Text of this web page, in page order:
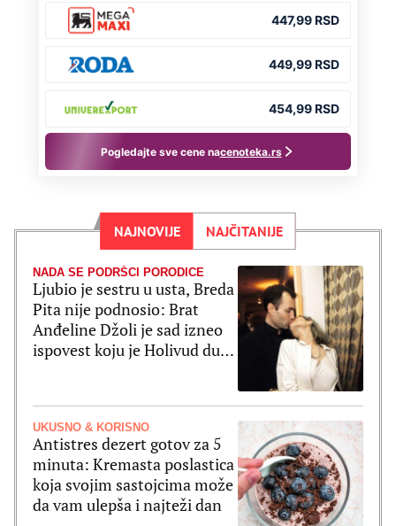
NAJNOVIJE NAJČITANIJE
NADA SE PODRŠCI PORODICE
Ljubio je sestru u usta, Breda
Pita nije podnosio: Brat
Anđeline Džoli je sad izneo
ispovest koju je Holivud dugo
UKUSNO & KORISNO
Antistres dezert gotov za 5
minuta: Kremasta poslastica
koja svojim sastojcima može
da vam ulepša i najteži dan